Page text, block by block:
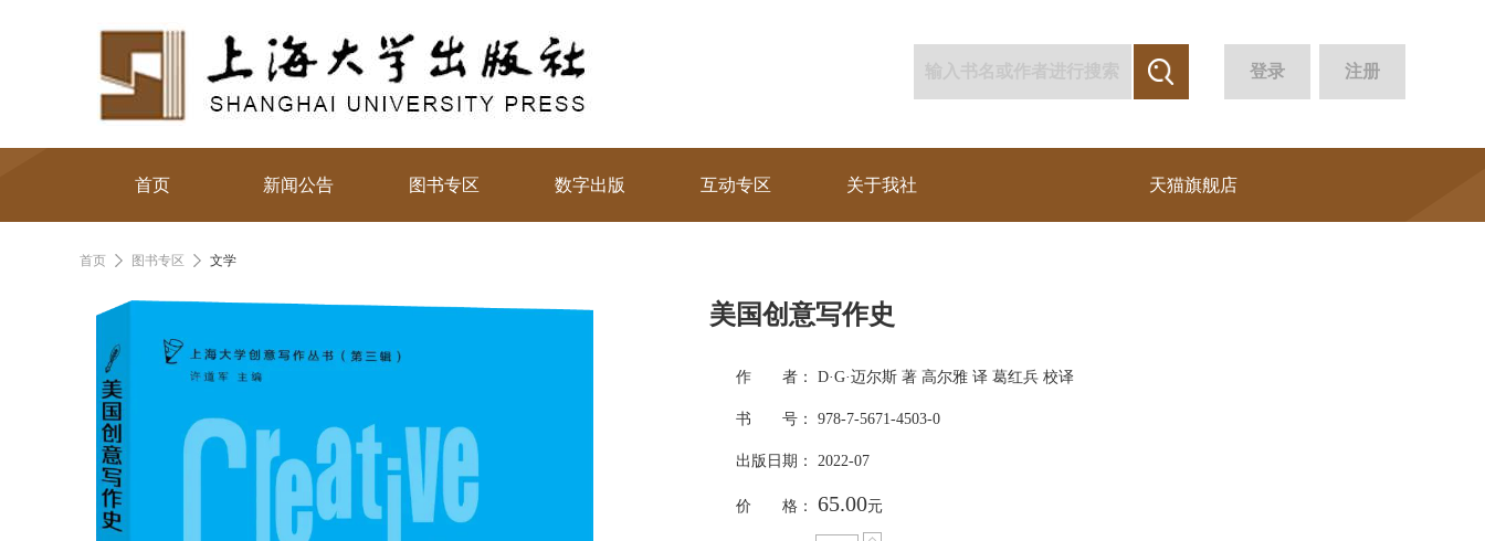
注册
登录
首页 新闻公告 图书专区 数字出版 互动专区 关于我社 天猫旗舰店
首页 图书专区 文学
美国创意写作史
作 者： D·G·迈尔斯 著 高尔雅 译 葛红兵 校译
书 号： 978-7-5671-4503-0
出版日期： 2022-07
价 格： 65.00元